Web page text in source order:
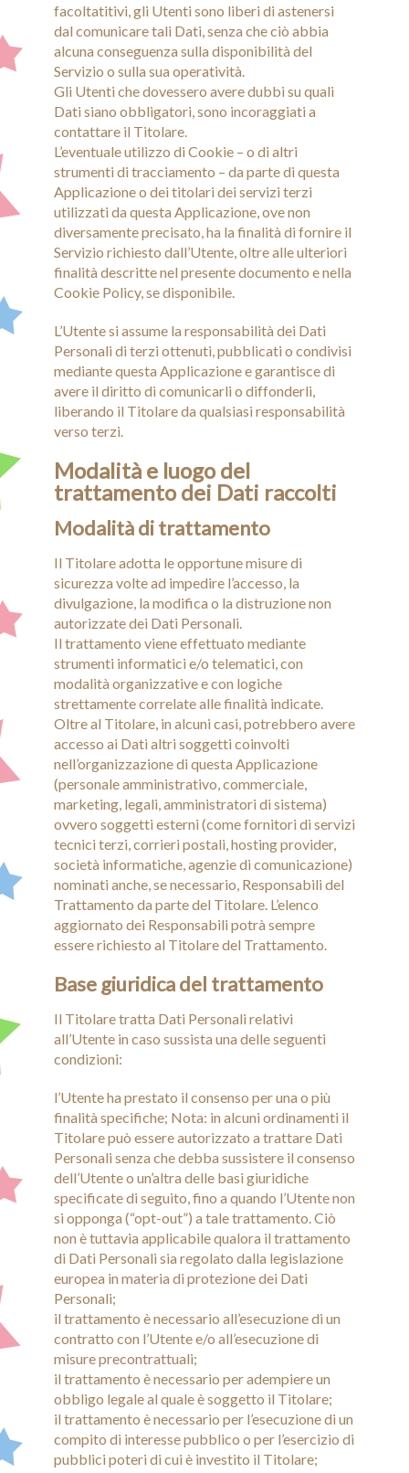
facoltatitivi, gli Utenti sono liberi di astenersi
dal comunicare tali Dati, senza che ciò abbia
alcuna conseguenza sulla disponibilità del
Servizio o sulla sua operatività.
Gli Utenti che dovessero avere dubbi su quali
Dati siano obbligatori, sono incoraggiati a
contattare il Titolare.
L’eventuale utilizzo di Cookie – o di altri
strumenti di tracciamento – da parte di questa
Applicazione o dei titolari dei servizi terzi
utilizzati da questa Applicazione, ove non
diversamente precisato, ha la finalità di fornire il
Servizio richiesto dall’Utente, oltre alle ulteriori
finalità descritte nel presente documento e nella
Cookie Policy, se disponibile.
L’Utente si assume la responsabilità dei Dati
Personali di terzi ottenuti, pubblicati o condivisi
mediante questa Applicazione e garantisce di
avere il diritto di comunicarli o diffonderli,
liberando il Titolare da qualsiasi responsabilità
verso terzi.
Modalità e luogo del
trattamento dei Dati raccolti
Modalità di trattamento
Il Titolare adotta le opportune misure di
sicurezza volte ad impedire l’accesso, la
divulgazione, la modifica o la distruzione non
autorizzate dei Dati Personali.
Il trattamento viene effettuato mediante
strumenti informatici e/o telematici, con
modalità organizzative e con logiche
strettamente correlate alle finalità indicate.
Oltre al Titolare, in alcuni casi, potrebbero avere
accesso ai Dati altri soggetti coinvolti
nell’organizzazione di questa Applicazione
(personale amministrativo, commerciale,
marketing, legali, amministratori di sistema)
ovvero soggetti esterni (come fornitori di servizi
tecnici terzi, corrieri postali, hosting provider,
società informatiche, agenzie di comunicazione)
nominati anche, se necessario, Responsabili del
Trattamento da parte del Titolare. L’elenco
aggiornato dei Responsabili potrà sempre
essere richiesto al Titolare del Trattamento.
Base giuridica del trattamento
Il Titolare tratta Dati Personali relativi
all’Utente in caso sussista una delle seguenti
condizioni:
l’Utente ha prestato il consenso per una o più
finalità specifiche; Nota: in alcuni ordinamenti il
Titolare può essere autorizzato a trattare Dati
Personali senza che debba sussistere il consenso
dell’Utente o un’altra delle basi giuridiche
specificate di seguito, fino a quando l’Utente non
si opponga (“opt-out”) a tale trattamento. Ciò
non è tuttavia applicabile qualora il trattamento
di Dati Personali sia regolato dalla legislazione
europea in materia di protezione dei Dati
Personali;
il trattamento è necessario all’esecuzione di un
contratto con l’Utente e/o all’esecuzione di
misure precontrattuali;
il trattamento è necessario per adempiere un
obbligo legale al quale è soggetto il Titolare;
il trattamento è necessario per l’esecuzione di un
compito di interesse pubblico o per l’esercizio di
pubblici poteri di cui è investito il Titolare;